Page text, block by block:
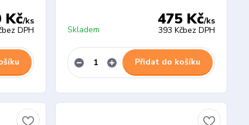
Kč/ks
bez DPH
475 Kč/ks
393 Kčbez DPH
Skladem
Přidat do košíku